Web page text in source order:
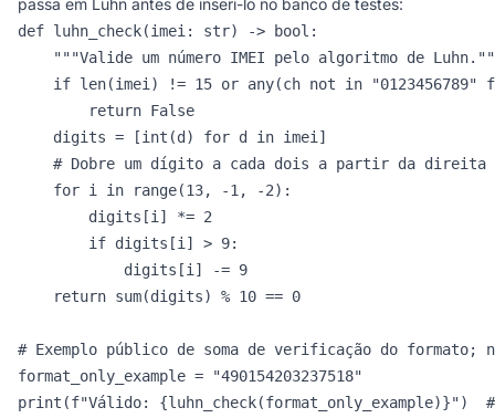
passa em Luhn antes de inseri-lo no banco de testes:
def luhn_check(imei: str) -> bool:
"""Valide um número IMEI pelo algoritmo de
if len(imei) != 15 or any(ch not in "0123456789"
        return False
    digits = [int(d) for d in imei]
# Dobre um dígito a cada dois a partir da direita
    for i in range(13, -1, -2):
        digits[i] *= 2
        if digits[i] > 9:
            digits[i] -= 9
    return sum(digits) % 10 == 0
# Exemplo público de soma de verificação do formato;
format_only_example = "490154203237518"
print(f"Válido: {luhn_check(format_only_example)}")